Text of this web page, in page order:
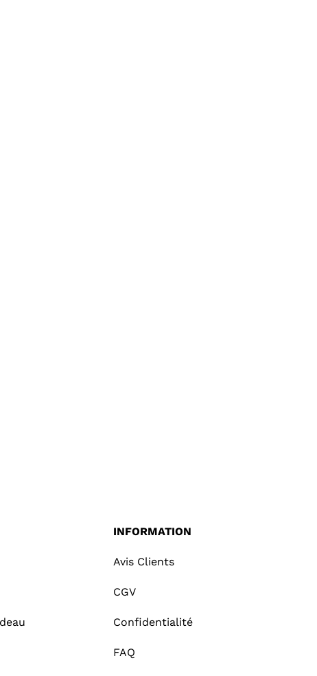
INFORMATION
Avis Clients
CGV
Confidentialité
FAQ